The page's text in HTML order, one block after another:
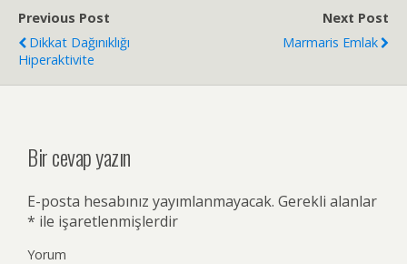
Previous Post
Dikkat Dağınıklığı
Hiperaktivite
Next Post
Marmaris Emlak
Bir cevap yazın
E-posta hesabınız yayımlanmayacak. Gerekli alanlar
* ile işaretlenmişlerdir
Yorum